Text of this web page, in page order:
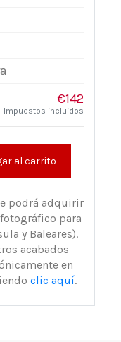
€142
Impuestos incluidos
al carrito
podrá adquirir
para
y Baleares).
acabados
en
clic aquí.